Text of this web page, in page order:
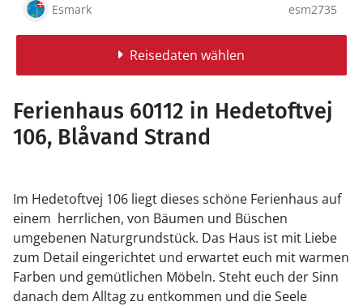
Esmark esm2735
Reisedaten wählen
Ferienhaus 60112 in Hedetoftvej
106, Blåvand Strand
Im Hedetoftvej 106 liegt dieses schöne Ferienhaus auf
einem herrlichen, von Bäumen und Büschen
umgebenen Naturgrundstück. Das Haus ist mit Liebe
zum Detail eingerichtet und erwartet euch mit warmen
Farben und gemütlichen Möbeln. Steht euch der Sinn
danach dem Alltag zu entkommen und die Seele